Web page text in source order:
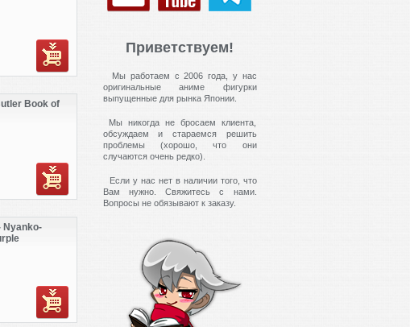
Book of
Nyanko-
Приветствуем!
Мы работаем с 2006 года, у нас
оригинальные аниме фигурки
выпущенные для рынка Японии.
Мы никогда не бросаем клиента,
обсуждаем и стараемся решить
проблемы (хорошо, что они
случаются очень редко).
Если у нас нет в наличии того, что
Вам нужно. Свяжитесь с нами.
Вопросы не обязывают к заказу.